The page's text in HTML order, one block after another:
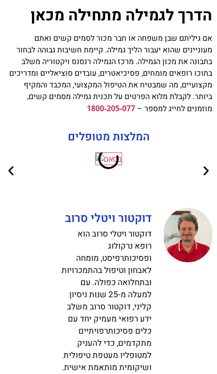
הדרך לגמילה מתחילה מכאן
אם גיליתם שבן משפחה או חבר מכור לסמים קשים ואתם
מעוניינים שהוא יעבור הליך גמילה. קיימת חשיבות גבוהה לבחור
בתבונה את מכון הגמילה. מרכז הגמילה רנסנס ויקטוריה משלב
בתוכו רופאים מומחים, פסיכיאטרים, עובדים סוציאליים ומדריכים
מקצועיים, מה שמבטיח את הטיפול המקצועי, המכבד והמקיף
ביותר. לקבלת מלוא הפרטים על תכנית גמילה מסמים קשים,
מוזמנים לחייג למספר – 1800-205-077
המלצות מטופלים
דוקטור ויטלי סרוב
דוקטור ויטלי סרוב הוא
רופא נרקולוג
ופסיכותרפיסט, מומחה
לאבחון וטיפול בהתמכרויות
ובתחלואה כפולה. עם
למעלה מ-25 שנות ניסיון
קליני, דוקטור סרוב משלב
ידע רפואי מעמיק יחד עם
כלים פסיכותרפויתיים
מתקדמים, כדי להעניק
למטופליו מעטפת טיפולית
ושיקומית מותאמת אישית.